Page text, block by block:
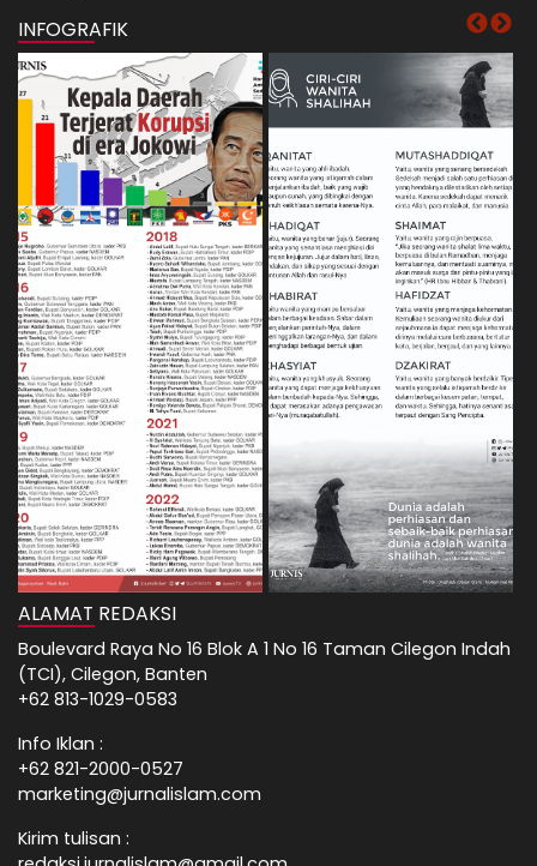
INFOGRAFIK
ALAMAT REDAKSI
Boulevard Raya No 16 Blok A 1 No 16 Taman Cilegon Indah
(TCI), Cilegon, Banten
+62 813-1029-0583
Info Iklan :
+62 821-2000-0527
marketing@jurnalislam.com
Kirim tulisan :